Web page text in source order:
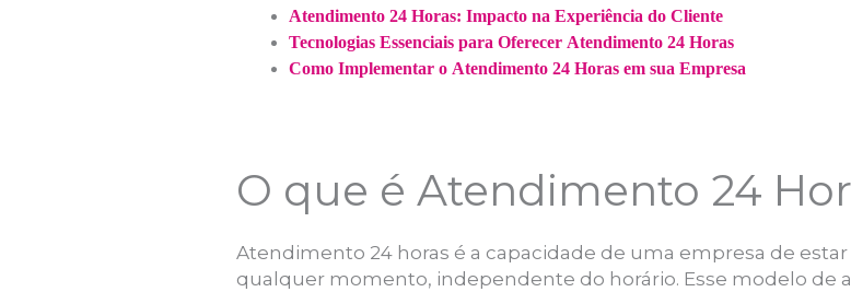
Atendimento 24 Horas: Impacto na Experiência do Cliente
Tecnologias Essenciais para Oferecer Atendimento 24 Horas
Como Implementar o Atendimento 24 Horas em sua Empresa
O que é Atendimento 24
Atendimento 24 horas é a capacidade de uma empresa de
qualquer momento, independente do horário. Esse modelo de